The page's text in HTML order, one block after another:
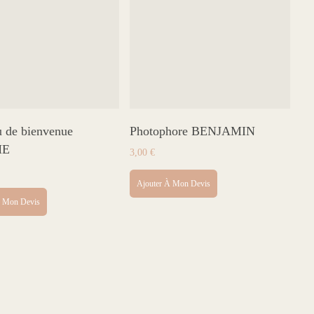
de bienvenue
Devis
Photophore BENJAMIN
3,00€
Ajouter À Mon Devis